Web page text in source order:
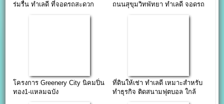
ร่มรื่น ทำเลดี ที่จอดรถสะดวก
ถนนสุขุมวิทพัทยา ทำเลดี จอดรถ
โครงการ Greenery City นิคมปิ่น
ทอง1-แหลมฉบัง
ที่ดินให้เช่า ทำเลดี เหมาะสำหรับ
ทำธุรกิจ ติดสนามฟุตบอล ใกล้